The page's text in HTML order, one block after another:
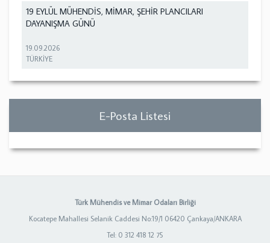
19 EYLÜL MÜHENDİS, MİMAR, ŞEHİR PLANCILARI
DAYANIŞMA GÜNÜ
19.09.2026
TÜRKİYE
E-Posta Listesi
Türk Mühendis ve Mimar Odaları Birliği
Kocatepe Mahallesi Selanik Caddesi No:19/1 06420 Çankaya/ANKARA
Tel: 0 312 418 12 75